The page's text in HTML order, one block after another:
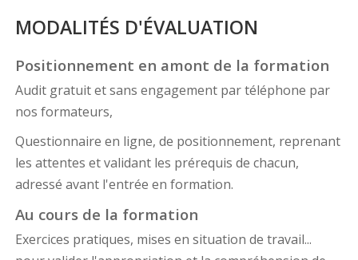
MODALITÉS D'ÉVALUATION
Positionnement en amont de la formation
Audit gratuit et sans engagement par téléphone par
nos formateurs,
Questionnaire en ligne, de positionnement, reprenant
les attentes et validant les prérequis de chacun,
adressé avant l'entrée en formation.
Au cours de la formation
Exercices pratiques, mises en situation de travail...